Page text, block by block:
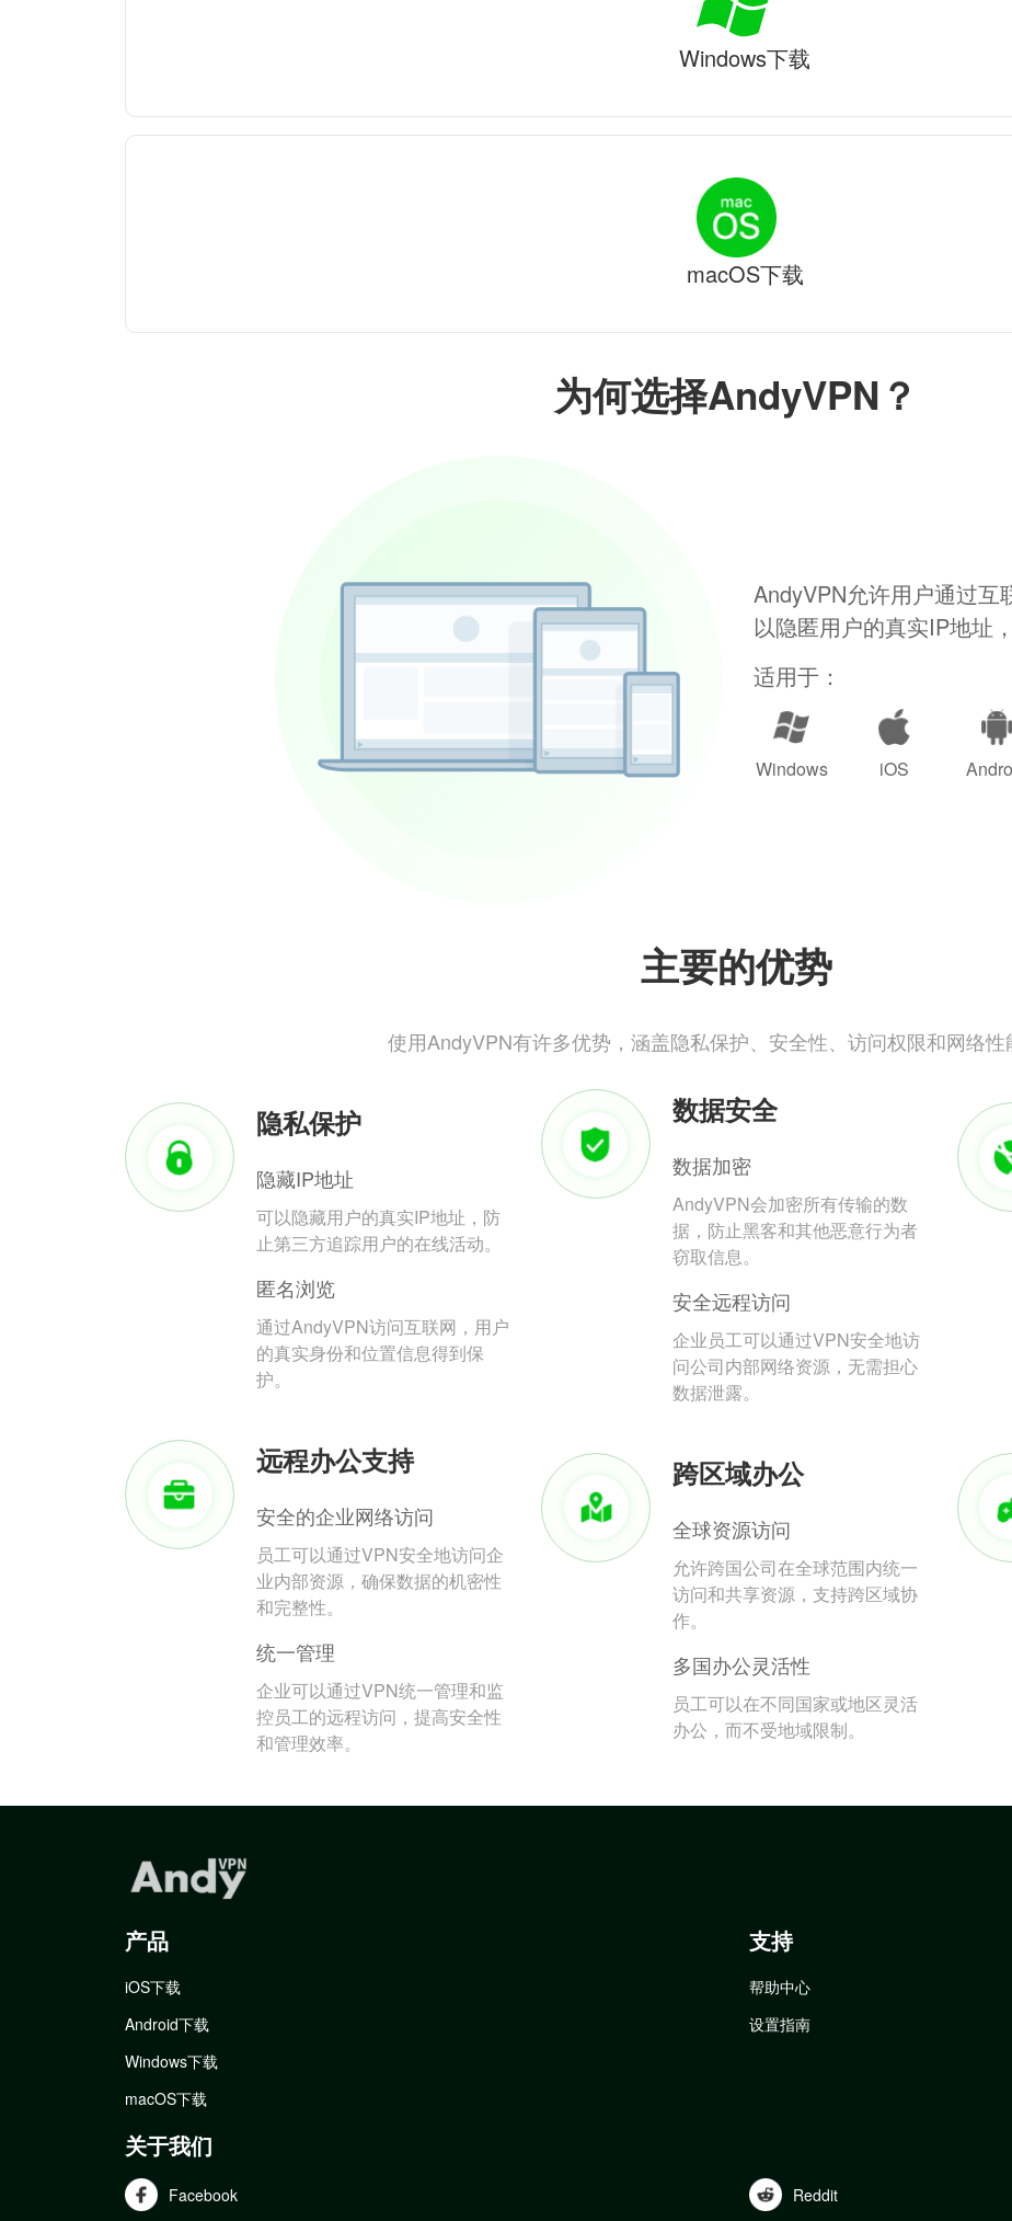
为何选择AndyVPN？
AndyVPN允许用户通过
以隐匿用户的真实IP地址
适用于：
Windows iOS
主要的优势
使用AndyVPN有许多优势，涵盖隐私保护、安全性、访问权限和网络
隐私保护
隐藏IP地址
可以隐藏用户的真实IP地址，防
止第三方追踪用户的在线活动。
匿名浏览
通过AndyVPN访问互联网，用户
的真实身份和位置信息得到保
护。
数据安全
数据加密
AndyVPN会加密所有传输的数
据，防止黑客和其他恶意行为者
窃取信息。
安全远程访问
企业员工可以通过VPN安全地访
问公司内部网络资源，无需担心
数据泄露。
远程办公支持
安全的企业网络访问
员工可以通过VPN安全地访问企
业内部资源，确保数据的机密性
和完整性。
统一管理
企业可以通过VPN统一管理和监
控员工的远程访问，提高安全性
和管理效率。
跨区域办公
全球资源访问
允许跨国公司在全球范围内统一
访问和共享资源，支持跨区域协
作。
多国办公灵活性
员工可以在不同国家或地区灵活
办公，而不受地域限制。
Windows下载
macOS下载
产品
iOS下载
Android下载
Windows下载
macOS下载
支持
帮助中心
设置指南
关于我们
Facebook Reddit